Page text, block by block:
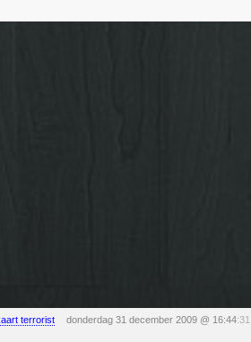
terrorist donderdag 31 december 2009 @ 16:44:31